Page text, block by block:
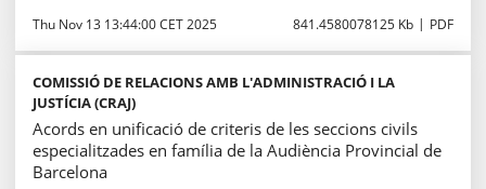
Thu Nov 13 13:44:00 CET 2025 841.4580078125 Kb PDF
COMISSIÓ DE RELACIONS AMB L'ADMINISTRACIÓ I LA
JUSTÍCIA (CRAJ)
Acords en unificació de criteris de les seccions civils
especialitzades en família de la Audiència Provincial de
Barcelona